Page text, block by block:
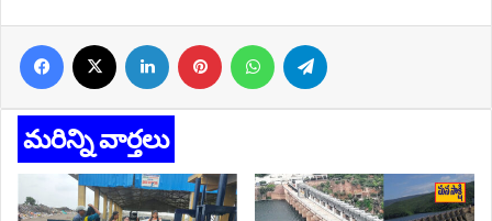
Facebook LinkedIn Pinterest WhatsApp
మరిన్ని వార్తలు